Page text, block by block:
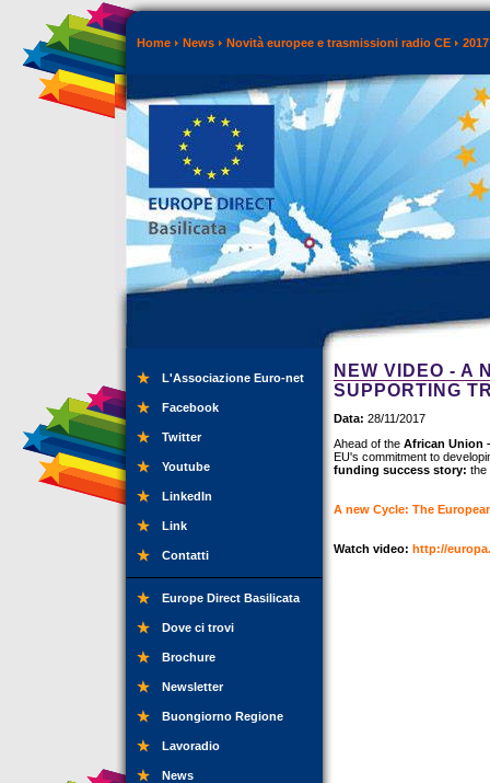
Home News Novità europee e trasmissioni radio CE 2017
L'Associazione Euro-net
Facebook
Twitter
Youtube
LinkedIn
Link
Contatti
Europe Direct Basilicata
Dove ci trovi
Brochure
Newsletter
Buongiorno Regione
Lavoradio
News
NEW VIDEO - A
SUPPORTING
Data: 28/11/2017
Ahead of the African Union
EU's commitment to
funding success story:
A new Cycle: The
Watch video: http://